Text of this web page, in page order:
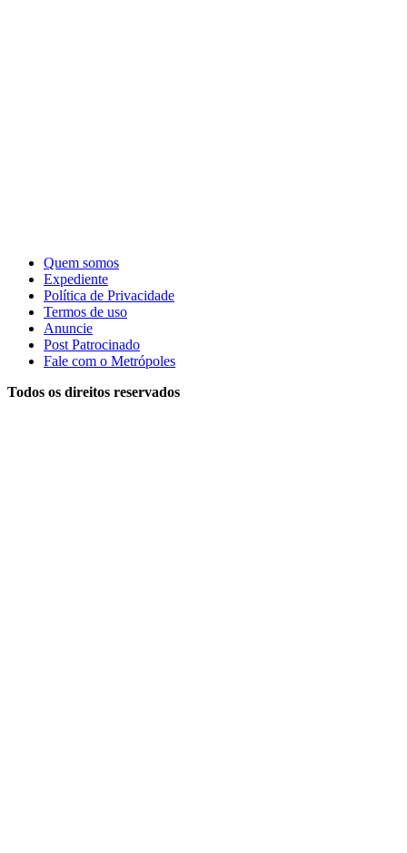
Quem somos
Expediente
Política de Privacidade
Termos de uso
Anuncie
Post Patrocinado
Fale com o Metrópoles
Todos os direitos reservados